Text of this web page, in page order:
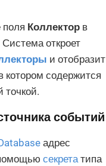
поля Коллектор в
Система откроет
и отобразит
котором содержится
точкой.
событий
адрес
секретатипа